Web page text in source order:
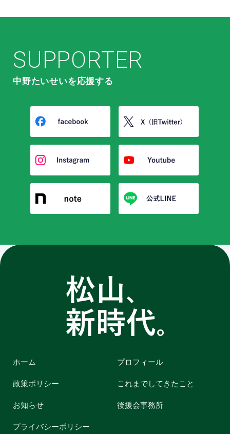
SUPPORTER
中野たいせいを応援する
ホーム プロフィール
政策ポリシー これまでしてきたこと
お知らせ 後援会事務所
プライバシーポリシー